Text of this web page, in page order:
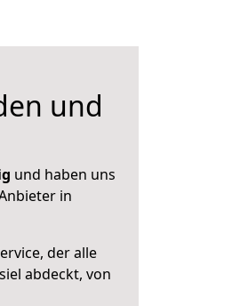
und
und haben uns
in
der alle
abdeckt, von